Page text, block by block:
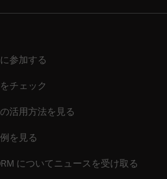
参加する
チェック
活用方法を見る
を見る
についてニュースを受け取る